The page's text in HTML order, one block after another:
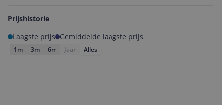
Prijshistorie
Laagste prijs
Gemiddelde laagste prijs
1m 3m 6m Jaar Alles